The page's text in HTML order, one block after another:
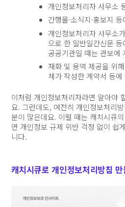
개인정보처리자 사무소
간행물·소식지·홍보지
개인정보처리자 사무소
으로 한 일반일간신문
공공기관일 때는 관보에
재화 및 용역 제공을 위
체가 작성한 계약서 등
이처럼 개인정보처리자라면 알아야
요. 그런데도, 여전히 개인정보처리
분이 많은데요. 이럴 때는 캐치시큐
면 개인정보 규제 위반 걱정 없이 쉽
니다.
캐치시큐로 개인정보처리방침 만